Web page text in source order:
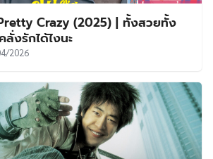
Crazy (2025) | ทั้งสวยทั้ง
งรักได้ไงนะ
2026